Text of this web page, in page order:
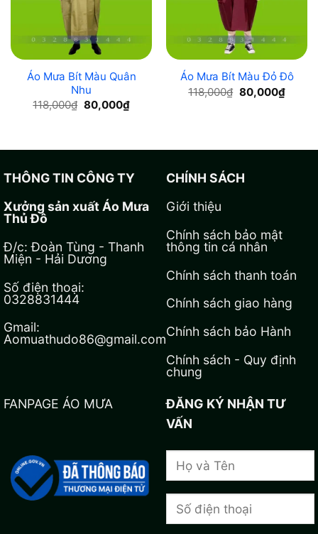
Áo Mưa Bít Màu Quân
Nhu
118,000₫ Original
price
80,000₫Current
price
Áo Mưa Bít Màu Đỏ Đô
118,000₫ Original
price
80,000₫
price
THÔNG TIN CÔNG TY
Xưởng sản xuất Áo Mưa
Thủ Đô
Đ/c: Đoàn Tùng - Thanh
Miện - Hải Dương
Số điện thoại:
0328831444
Gmail:
Aomuathudo86@gmail.com
CHÍNH SÁCH
Giới thiệu
Chính sách bảo mật
thông tin cá nhân
Chính sách thanh toán
Chính sách giao hàng
Chính sách bảo Hành
Chính sách - Quy định
chung
FANPAGE ÁO MƯA
ĐĂNG KÝ NHẬN TƯ
VẤN